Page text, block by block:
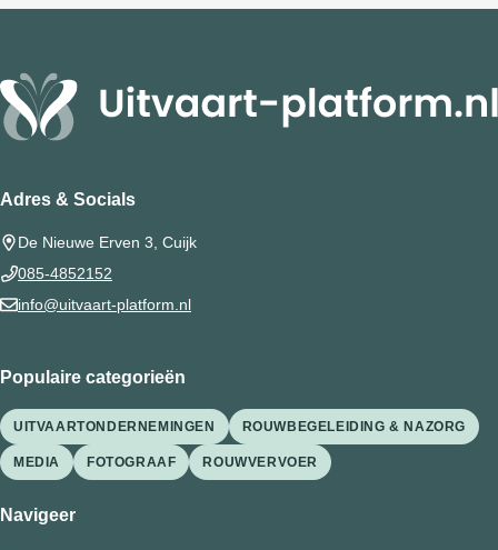
Adres & Socials
De Nieuwe Erven 3, Cuijk
085-4852152
info@uitvaart-platform.nl
Populaire categorieën
UITVAARTONDERNEMINGEN ROUWBEGELEIDING & NAZORG
MEDIA FOTOGRAAF ROUWVERVOER
Navigeer